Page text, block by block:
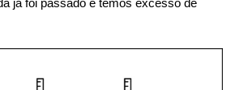
já foi passado e temos excesso de